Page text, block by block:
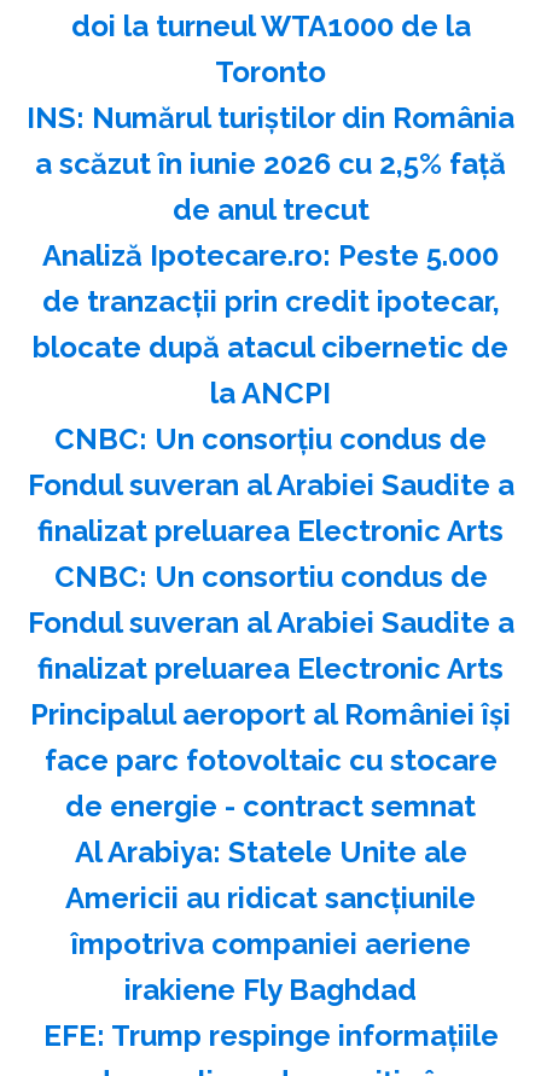
doi la turneul WTA1000 de la
Toronto
INS: Numărul turiştilor din România
a scăzut în iunie 2026 cu 2,5% faţă
de anul trecut
Analiză Ipotecare.ro: Peste 5.000
de tranzacţii prin credit ipotecar,
blocate după atacul cibernetic de
la ANCPI
CNBC: Un consorţiu condus de
Fondul suveran al Arabiei Saudite a
finalizat preluarea Electronic Arts
CNBC: Un consortiu condus de
Fondul suveran al Arabiei Saudite a
finalizat preluarea Electronic Arts
Principalul aeroport al României își
face parc fotovoltaic cu stocare
de energie - contract semnat
Al Arabiya: Statele Unite ale
Americii au ridicat sancţiunile
împotriva companiei aeriene
irakiene Fly Baghdad
EFE: Trump respinge informaţiile